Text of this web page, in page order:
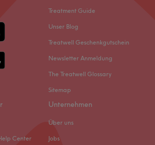
Treatment Guide
Unser Blog
Treatwell Geschenkgutschein
Newsletter Anmeldung
The Treatwell Glossary
Sitemap
Center
Unternehmen
Über uns
Jobs